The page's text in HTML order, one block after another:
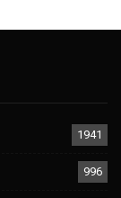
1941
996